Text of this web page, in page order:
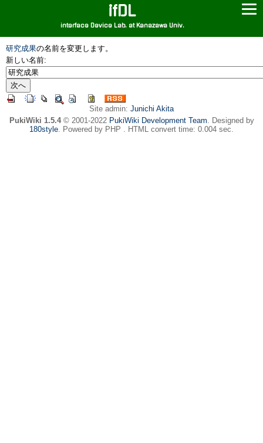
ifDL
interface Device Lab. at Kanazawa Univ.
研究成果の名前を変更します。
新しい名前:
Site admin: Junichi Akita
PukiWiki 1.5.4© 2001-2022 PukiWiki Development Team. Designed by
180style. Powered by PHP . HTML convert time: 0.004 sec.